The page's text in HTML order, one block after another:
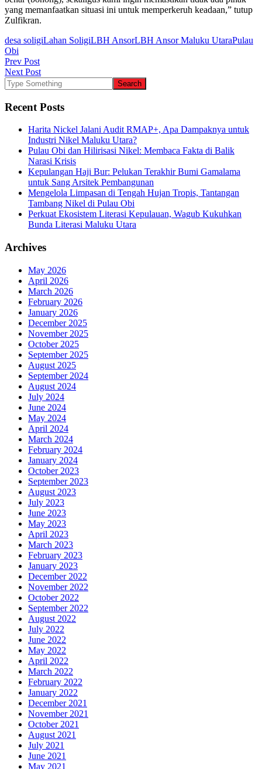
yang memanfaatkan situasi ini untuk memperkeruh keadaan,” tutup
Zulfikran.
desa soligiLahan SoligiLBH AnsorLBH Ansor Maluku UtaraPulau
Obi
Post
navigation
Prev Post
Next Post
Recent Posts
Harita Nickel Jalani Audit RMAP+, Apa Dampaknya untuk
Industri Nikel Maluku Utara?
Pulau Obi dan Hilirisasi Nikel: Membaca Fakta di Balik
Narasi Krisis
Kepulangan Haji Bur: Pelukan Terakhir Bumi Gamalama
untuk Sang Arsitek Pembangunan
Mengelola Limpasan di Tengah Hujan Tropis, Tantangan
Tambang Nikel di Pulau Obi
Perkuat Ekosistem Literasi Kepulauan, Wagub Kukuhkan
Bunda Literasi Maluku Utara
Archives
May 2026
April 2026
March 2026
February 2026
January 2026
December 2025
November 2025
October 2025
September 2025
August 2025
September 2024
August 2024
July 2024
June 2024
May 2024
April 2024
March 2024
February 2024
January 2024
October 2023
September 2023
August 2023
July 2023
June 2023
May 2023
April 2023
March 2023
February 2023
January 2023
December 2022
November 2022
October 2022
September 2022
August 2022
July 2022
June 2022
May 2022
April 2022
March 2022
February 2022
January 2022
December 2021
November 2021
October 2021
August 2021
July 2021
June 2021
May 2021